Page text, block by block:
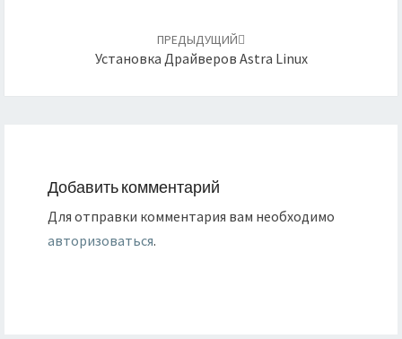
ПРЕДЫДУЩИЙ
Установка Драйверов Astra Linux
Добавить комментарий
Для отправки комментария вам необходимо
авторизоваться.